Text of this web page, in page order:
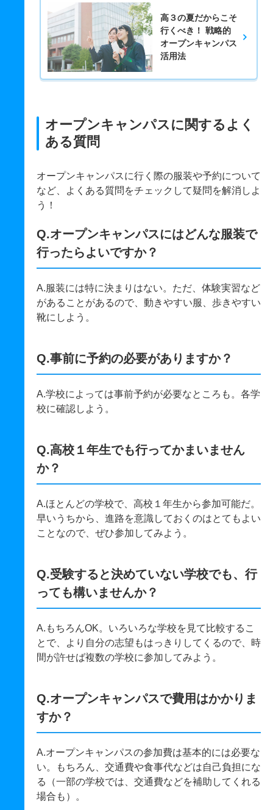
高３の夏だからこそ
行くべき！ 戦略的
オープンキャンパス
活用法
オープンキャンパスに関するよく
ある質問
オープンキャンパスに行く際の服装や予約について
など、よくある質問をチェックして疑問を解消しよ
う！
Q.オープンキャンパスにはどんな服装で
行ったらよいですか？
A.服装には特に決まりはない。ただ、体験実習など
があることがあるので、動きやすい服、歩きやすい
靴にしよう。
Q.事前に予約の必要がありますか？
A.学校によっては事前予約が必要なところも。各学
校に確認しよう。
Q.高校１年生でも行ってかまいません
か？
A.ほとんどの学校で、高校１年生から参加可能だ。
早いうちから、進路を意識しておくのはとてもよい
ことなので、ぜひ参加してみよう。
Q.受験すると決めていない学校でも、行
っても構いませんか？
A.もちろんOK。いろいろな学校を見て比較するこ
とで、より自分の志望もはっきりしてくるので、時
間が許せば複数の学校に参加してみよう。
Q.オープンキャンパスで費用はかかりま
すか？
A.オープンキャンパスの参加費は基本的には必要な
い。もちろん、交通費や食事代などは自己負担にな
る（一部の学校では、交通費などを補助してくれる
場合も）。